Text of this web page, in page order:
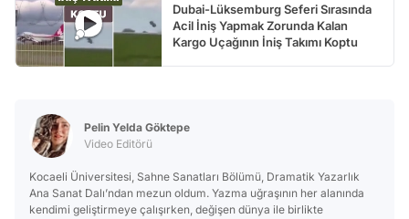
Dubai-Lüksemburg Seferi Sırasında
Acil İniş Yapmak Zorunda Kalan
Kargo Uçağının İniş Takımı Koptu
Pelin Yelda Göktepe
Video Editörü
Kocaeli Üniversitesi, Sahne Sanatları Bölümü, Dramatik Yazarlık
Ana Sanat Dalı’ndan mezun oldum. Yazma uğraşının her alanında
kendimi geliştirmeye çalışırken, değişen dünya ile birlikte